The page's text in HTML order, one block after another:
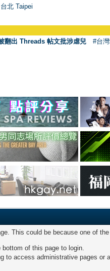
台北 Taipei
翻出 Threads 帖文批涉虐兒 #台
This could be because one of
of this page to login.
to access administrative pages